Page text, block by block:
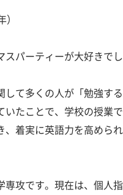
）
パーティーが大好きで
て多くの人が「勉強す
たことで、学校の授業
着実に英語力を高めら
攻です。現在は、個人